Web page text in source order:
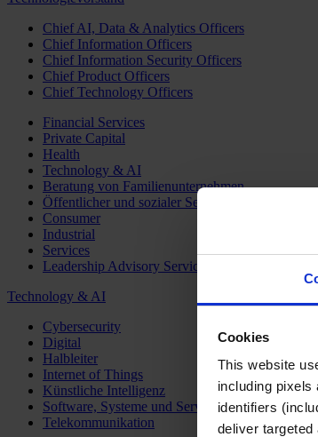
Cookies
This website
including
identifiers
deliver
Chief AI, Data & Analytics Officers
Chief Information Officers
Chief Information Security Officers
Chief Product Officers
Chief Technology Officers
Financial Services
Private Capital
Health
Technology & AI
Beratung von Familienunternehmen
Öffentlicher und sozialer Sektor
Consumer
Industrial
Services
Leadership Advisory Services
Technology & AI
Cybersecurity
Digital
Halbleiter
Internet of Things
Künstliche Intelligenz
Software, Systeme und Services
Telekommunikation